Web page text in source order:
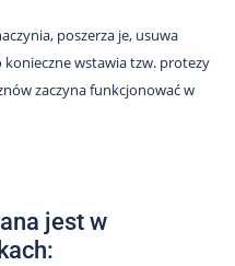
poszerza je, usuwa
wstawia tzw. protezy
zaczyna funkcjonować w
jest w